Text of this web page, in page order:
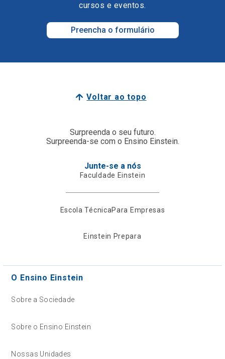
cursos e eventos.
Preencha o formulário
Voltar ao topo
Surpreenda o seu futuro.
Surpreenda-se com o Ensino Einstein.
Junte-se a nós
Faculdade Einstein
Escola TécnicaPara Empresas
Einstein Prepara
O Ensino Einstein
Sobre a Sociedade
Sobre o Ensino Einstein
Nossas Unidades